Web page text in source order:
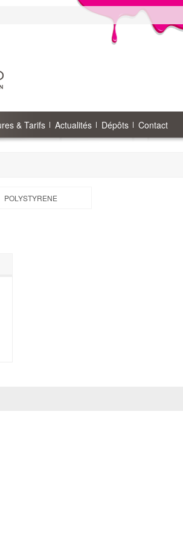
& Tarifs Actualités Dépôts Contact
POLYSTYRENE